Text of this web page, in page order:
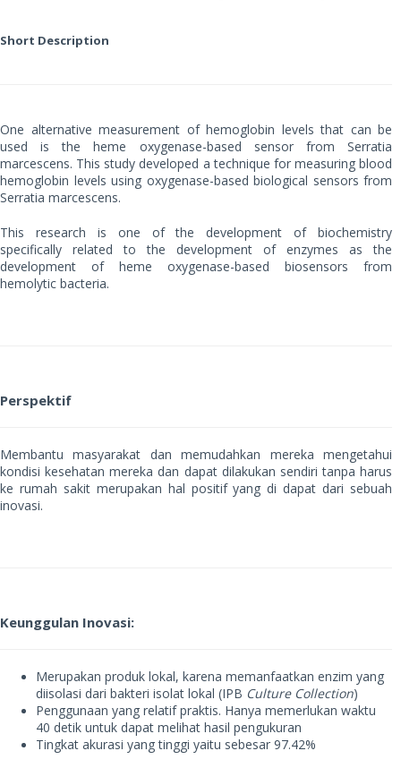
Short Description
One alternative measurement of hemoglobin levels that can be
used is the heme oxygenase-based sensor from Serratia
marcescens. This study developed a technique for measuring blood
hemoglobin levels using oxygenase-based biological sensors from
Serratia marcescens.
This research is one of the development of biochemistry
specifically related to the development of enzymes as the
development of heme oxygenase-based biosensors from
hemolytic bacteria.
Perspektif
Membantu masyarakat dan memudahkan mereka mengetahui
kondisi kesehatan mereka dan dapat dilakukan sendiri tanpa harus
ke rumah sakit merupakan hal positif yang di dapat dari sebuah
inovasi.
Keunggulan Inovasi:
Merupakan produk lokal, karena memanfaatkan enzim yang
diisolasi dari bakteri isolat lokal (IPB Culture Collection)
Penggunaan yang relatif praktis. Hanya memerlukan waktu
40 detik untuk dapat melihat hasil pengukuran
Tingkat akurasi yang tinggi yaitu sebesar 97.42%